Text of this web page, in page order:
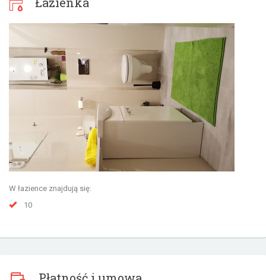
W łazience znajdują się:
10